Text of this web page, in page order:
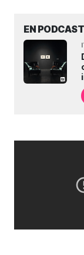
EN PODCAST